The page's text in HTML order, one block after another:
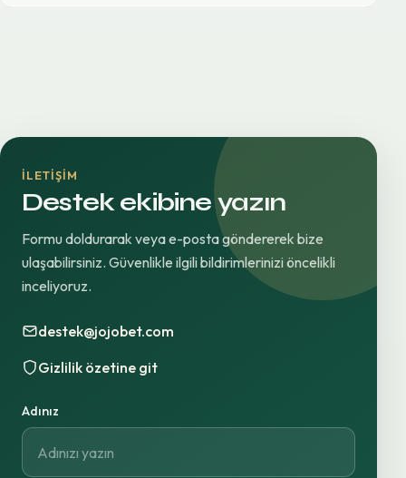
İLETIŞIM
Destek ekibine yazın
Formu doldurarak veya e-posta göndererek bize
ulaşabilirsiniz. Güvenlikle ilgili bildirimlerinizi öncelikli
inceliyoruz.
destek@jojobet.com
Gizlilik özetine git
Adınız